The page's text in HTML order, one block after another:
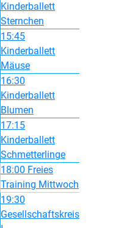
Kinderballett
Sternchen
15:45
Kinderballett
Mäuse
16:30
Kinderballett
Blumen
17:15
Kinderballett
Schmetterlinge
18:00 Freies
Training Mittwoch
19:30
Gesellschaftskreis